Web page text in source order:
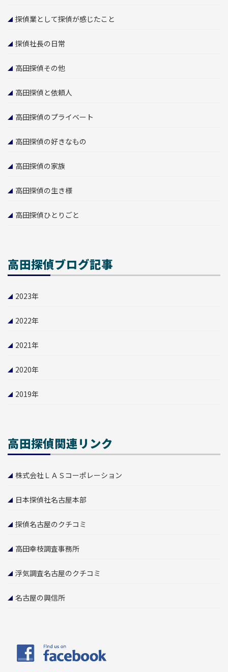
探偵業として探偵が感じたこと
探偵社長の日常
高田探偵その他
高田探偵と依頼人
高田探偵のプライベート
高田探偵の好きなもの
高田探偵の家族
高田探偵の生き様
高田探偵ひとりごと
高田探偵ブログ記事
2023年
2022年
2021年
2020年
2019年
高田探偵関連リンク
株式会社ＬＡＳコーポレーション
日本探偵社名古屋本部
探偵名古屋のクチコミ
高田幸枝調査事務所
浮気調査名古屋のクチコミ
名古屋の興信所